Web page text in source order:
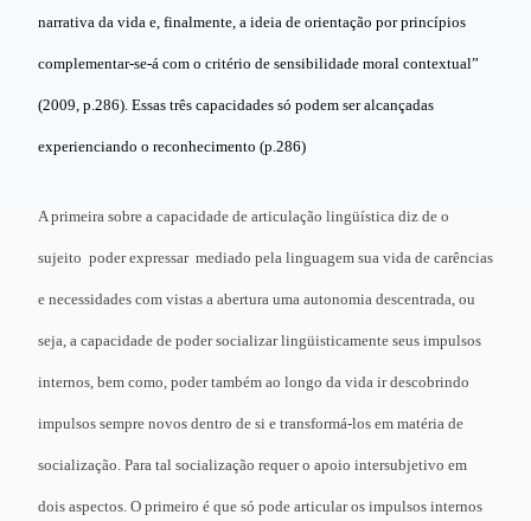
narrativa da vida e, finalmente, a ideia de orientação por princípios
complementar-se-á com o critério de sensibilidade moral contextual”
(2009, p.286). Essas três capacidades só podem ser alcançadas
experienciando o reconhecimento (p.286)
A primeira sobre a capacidade de articulação lingüística diz de o
sujeito poder expressar mediado pela linguagem sua vida de carências
e necessidades com vistas a abertura uma autonomia descentrada, ou
seja, a capacidade de poder socializar lingüisticamente seus impulsos
internos, bem como, poder também ao longo da vida ir descobrindo
impulsos sempre novos dentro de si e transformá-los em matéria de
socialização. Para tal socialização requer o apoio intersubjetivo em
dois aspectos. O primeiro é que só pode articular os impulsos internos